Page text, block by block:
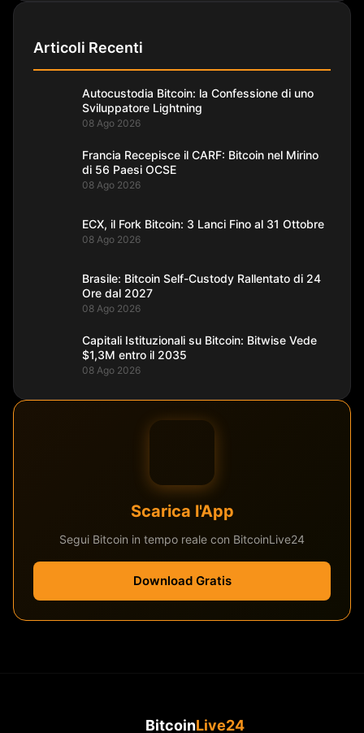
Articoli Recenti
Autocustodia Bitcoin: la Confessione di uno
Sviluppatore Lightning
08 Ago 2026
Francia Recepisce il CARF: Bitcoin nel Mirino
di 56 Paesi OCSE
08 Ago 2026
ECX, il Fork Bitcoin: 3 Lanci Fino al 31 Ottobre
08 Ago 2026
Brasile: Bitcoin Self-Custody Rallentato di 24
Ore dal 2027
08 Ago 2026
Capitali Istituzionali su Bitcoin: Bitwise Vede
$1,3M entro il 2035
08 Ago 2026
Scarica l'App
Segui Bitcoin in tempo reale con BitcoinLive24
Download Gratis
BitcoinLive24